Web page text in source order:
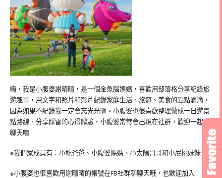
嗨，我是小腹婆謝晴晴，是一個金魚腦媽媽，喜歡用部落格分享紀錄旅
遊趣事，用文字和照片和影片紀錄家庭生活、旅遊、美食的點點滴滴，
因為如果不紀錄我一定會忘光光啊。小腹婆也很喜歡整理做成一日遊景
點路線、分享踩雷的心得體驗，小腹婆常常會出現在社群，歡迎一起聊
聊天唷
๑我們家成員有：小龍爸爸、小腹婆媽媽、小太陽哥哥和小屁桃妹妹
๑小腹婆也很喜歡用謝晴晴的帳號在FB社群聊聊天哦，也歡迎加入